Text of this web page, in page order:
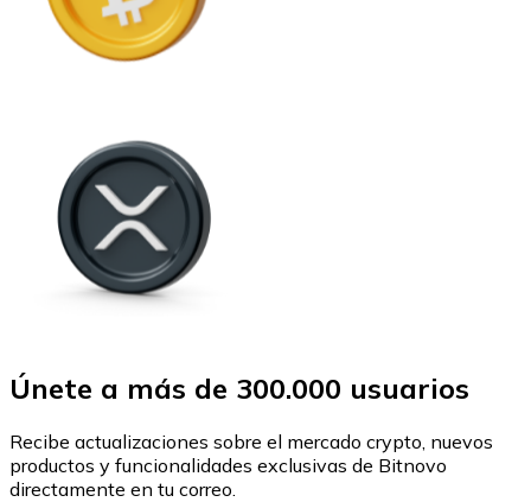
Únete a más de 300.000 usuarios
Recibe actualizaciones sobre el mercado crypto, nuevos
productos y funcionalidades exclusivas de Bitnovo
directamente en tu correo.